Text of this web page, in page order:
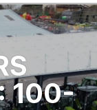
100-